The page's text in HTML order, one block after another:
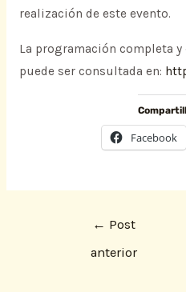
realización de este evento.
La programación completa
puede ser consultada en:
Facebook
← Post
anterior